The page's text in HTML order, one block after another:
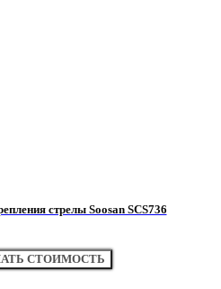
стрелы Soosan SCS736
СТОИМОСТЬ